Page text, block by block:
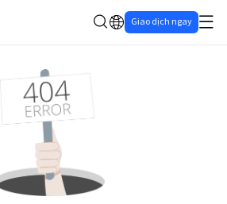
Giao dịch ngay